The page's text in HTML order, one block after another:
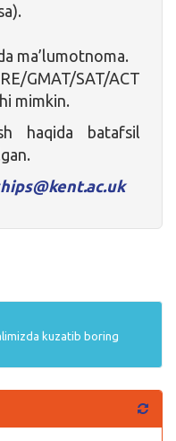
ma’lumotnoma.
GMAT/SAT/ACT
mimkin.
haqida batafsil
kuzatib boring